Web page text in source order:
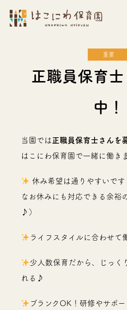
重要
正職員保育
中！
当園では 正職員保育士さんを
はこにわ保育園で一緒に働き
休み希望は通りやすいで
なお休みにも対応できる余裕
♪）
ライフスタイルに合わせて
少人数保育だから、じっく
れる♪
ブランクOK！研修やサポ